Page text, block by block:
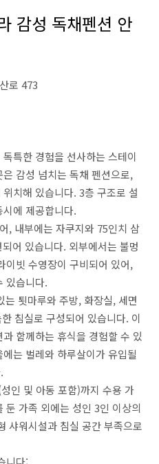
감성 독채펜션 안
로 473
특한 경험을 선사하는 스테이
감성 넘치는 독채 펜션으로,
치해 있습니다. 3층 구조로 설
에 제공합니다.
, 내부에는 자쿠지와 75인치 삼
어 있습니다. 외부에서는 불멍
이빗 수영장이 구비되어 있어,
있습니다.
툇마루와 주방, 화장실, 세면
침실로 구성되어 있습니다. 이
함께하는 휴식을 경험할 수 있
는 벌레와 하루살이가 유입될
인 및 아동 포함)까지 수용 가
둔 가족 외에는 성인 3인 이상의
샤워시설과 침실 공간 부족으로